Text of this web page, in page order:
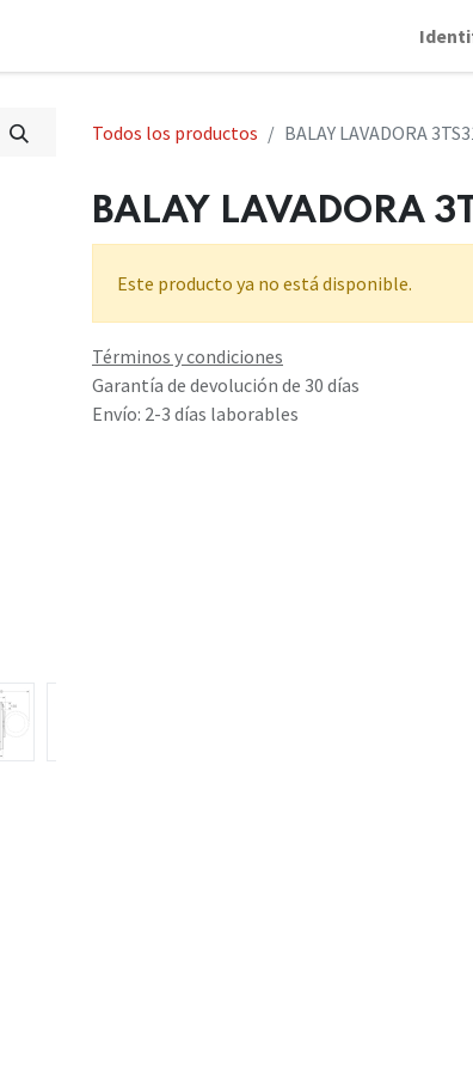
Todos los productos BALAY LAVADORA
BALAY LAVADORA
Este producto ya no está disponible.
Términos y condiciones
Garantía de devolución de 30 días
Envío: 2-3 días laborables